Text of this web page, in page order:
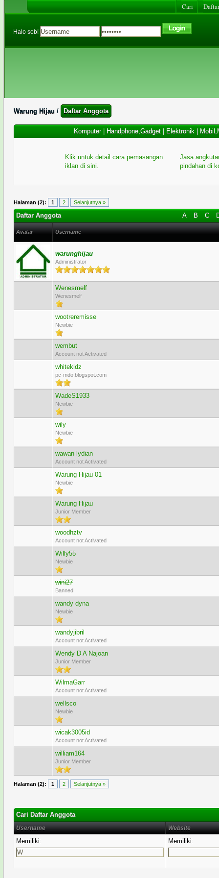
Cari
Halo sob!
Warung Hijau / Daftar Anggota
Komputer| Handphone,Gadget| Elektronik|
Klik untuk detail cara pemasangan
iklan di sini.
Jasa
pindahan di
Halaman (2): 1 2 Selanjutnya »
A B C
Daftar Anggota
Avatar Username
warunghijau
Administrator
Wenesmelf
Wenesmelf
wootreremisse
Newbie
wembut
Account not Activated
whitekidz
pc-mdo.blogspot.com
WadeS1933
Newbie
wily
Newbie
wawan lydian
Account not Activated
Warung Hijau 01
Newbie
Warung Hijau
Junior Member
woodhztv
Account not Activated
Willy55
Newbie
wini27
Banned
wandy dyna
Newbie
wandyjibril
Account not Activated
Wendy D A Najoan
Junior Member
WilmaGarr
Account not Activated
wellsco
Newbie
wicak3005id
Account not Activated
william164
Junior Member
Halaman (2): 1 2 Selanjutnya »
Cari Daftar Anggota
Username Website
Memiliki: Memiliki: